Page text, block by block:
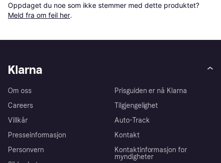
Oppdaget du noe som ikke stemmer med dette produktet?
Meld fra om feil her.
Klarna
Om oss
Careers
Villkår
Presseinformasjon
Personvern
Prisguiden er nå Klarna
Tilgjengelighet
Auto-Track
Kontakt
Kontaktinformasjon for
myndigheter